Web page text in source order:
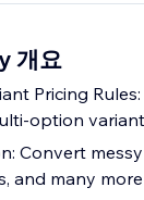
개요
Pricing
option
Convert
and many more